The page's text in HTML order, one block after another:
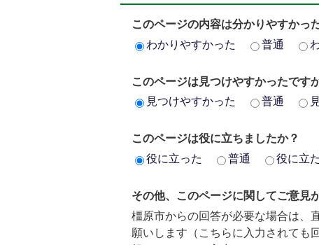
このページの内容は分かりやすかっ
わかりやすかった
普通
このページは見つけやすかったです
見つけやすかった
普通
このページは役に立ちましたか？
役に立った
普通 役に立
その他、このページに関してご意見
橿原市からの回答が必要な場合は、
願いします（こちらに入力されても